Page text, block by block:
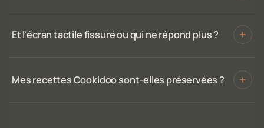
Et l'écran tactile fissuré ou qui ne répond plus ?
Mes recettes Cookidoo sont-elles préservées ?